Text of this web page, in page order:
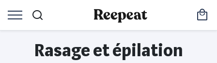
Rasage et épilation